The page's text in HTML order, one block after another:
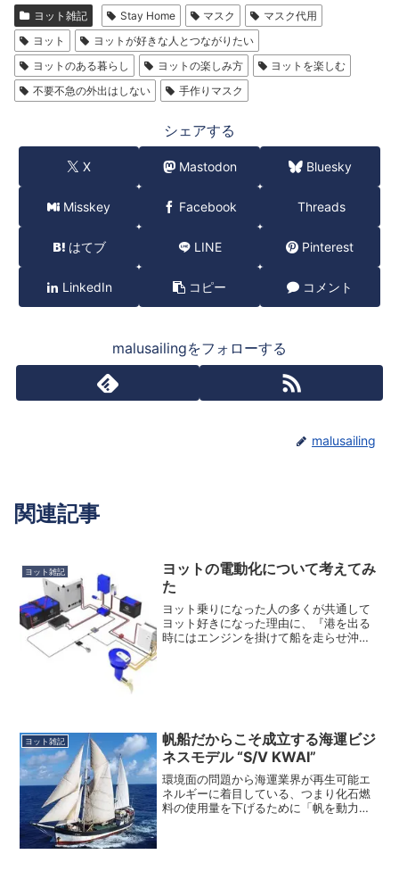
ヨット雑記 Stay Home マスク
マスク代用
ヨット
ヨットが好きな人とつながりたい
ヨットのある暮らし
ヨットの楽しみ方
ヨットを楽しむ
不要不急の外出はしない
手作りマスク
シェアする
X Mastodon Bluesky
Misskey Facebook Threads
はてブ LINE Pinterest
LinkedIn コピー コメント
malusailingをフォローする
malusailing
関連記事
ヨット雑記
ヨットの電動化について考えてみ
た
ヨット乗りになった人の多くが共通して
ヨット好きになった理由に、『港を出る
時にはエンジンを掛けて船を走らせ沖に
ヨット雑記
帆船だからこそ成立する海運ビジ
ネスモデル “S/V KWAI”
環境面の問題から海運業界が再生可能エ
ネルギーに着目している、つまり化石燃
料の使用量を下げるために「帆を動力源